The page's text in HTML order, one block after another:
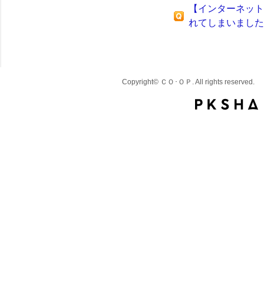
【インターネッ
れてしまいました
Copyright© ＣＯ･ＯＰ. All rights reserved.